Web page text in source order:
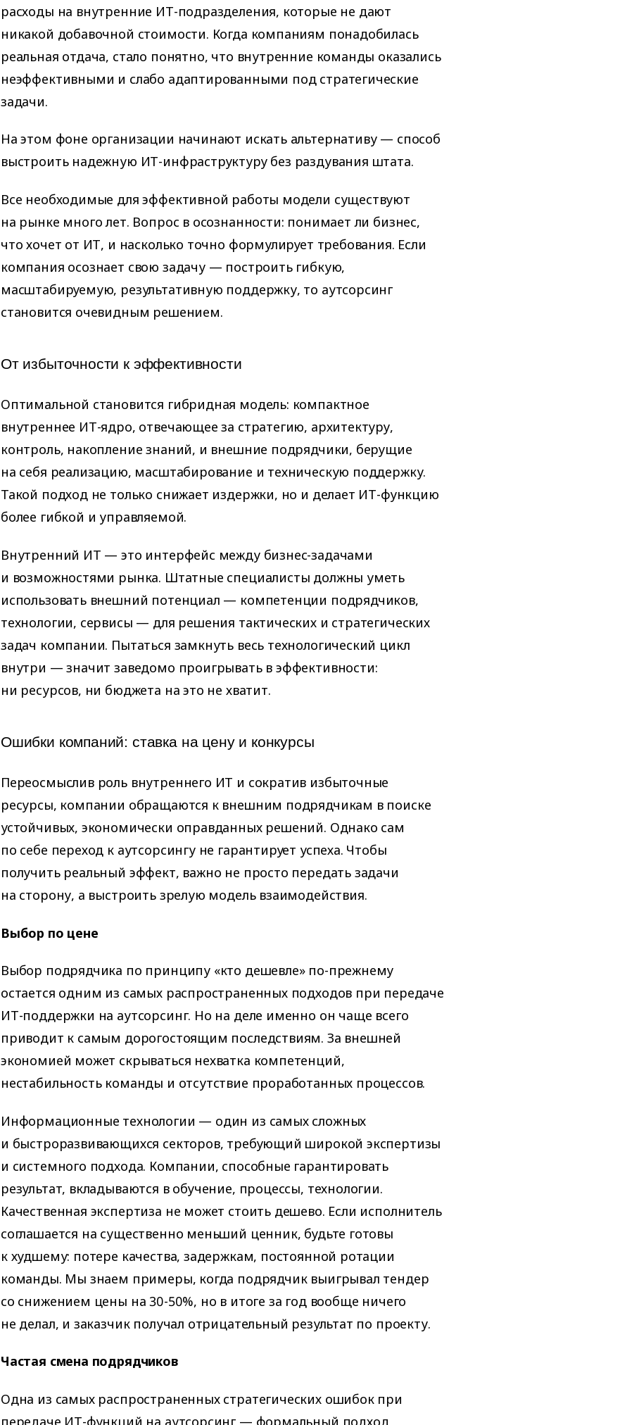
расходы на внутренние ИТ-подразделения, которые не дают
никакой добавочной стоимости. Когда компаниям понадобилась
реальная отдача, стало понятно, что внутренние команды оказались
неэффективными и слабо адаптированными под стратегические
задачи.
На этом фоне организации начинают искать альтернативу — способ
выстроить надежную ИТ-инфраструктуру без раздувания штата.
Все необходимые для эффективной работы модели существуют
на рынке много лет. Вопрос в осознанности: понимает ли бизнес,
что хочет от ИТ, и насколько точно формулирует требования. Если
компания осознает свою задачу — построить гибкую,
масштабируемую, результативную поддержку, то аутсорсинг
становится очевидным решением.
От избыточности к эффективности
Оптимальной становится гибридная модель: компактное
внутреннее ИТ-ядро, отвечающее за стратегию, архитектуру,
контроль, накопление знаний, и внешние подрядчики, берущие
на себя реализацию, масштабирование и техническую поддержку.
Такой подход не только снижает издержки, но и делает ИТ-функцию
более гибкой и управляемой.
Внутренний ИТ — это интерфейс между бизнес-задачами
и возможностями рынка. Штатные специалисты должны уметь
использовать внешний потенциал — компетенции подрядчиков,
технологии, сервисы — для решения тактических и стратегических
задач компании. Пытаться замкнуть весь технологический цикл
внутри — значит заведомо проигрывать в эффективности:
ни ресурсов, ни бюджета на это не хватит.
Ошибки компаний: ставка на цену и конкурсы
Переосмыслив роль внутреннего ИТ и сократив избыточные
ресурсы, компании обращаются к внешним подрядчикам в поиске
устойчивых, экономически оправданных решений. Однако сам
по себе переход к аутсорсингу не гарантирует успеха. Чтобы
получить реальный эффект, важно не просто передать задачи
на сторону, а выстроить зрелую модель взаимодействия.
Выбор по цене
Выбор подрядчика по принципу «кто дешевле» по-прежнему
остается одним из самых распространенных подходов при передаче
ИТ-поддержки на аутсорсинг. Но на деле именно он чаще всего
приводит к самым дорогостоящим последствиям. За внешней
экономией может скрываться нехватка компетенций,
нестабильность команды и отсутствие проработанных процессов.
Информационные технологии — один из самых сложных
и быстроразвивающихся секторов, требующий широкой экспертизы
и системного подхода. Компании, способные гарантировать
результат, вкладываются в обучение, процессы, технологии.
Качественная экспертиза не может стоить дешево. Если исполнитель
соглашается на существенно меньший ценник, будьте готовы
к худшему: потере качества, задержкам, постоянной ротации
команды. Мы знаем примеры, когда подрядчик выигрывал тендер
со снижением цены на 30-50%, но в итоге за год вообще ничего
не делал, и заказчик получал отрицательный результат по проекту.
Частая смена подрядчиков
Одна из самых распространенных стратегических ошибок при
передаче ИТ-функций на аутсорсинг — формальный подход